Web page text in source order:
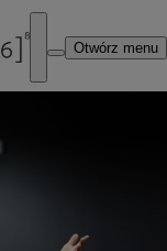
Otwórz menu